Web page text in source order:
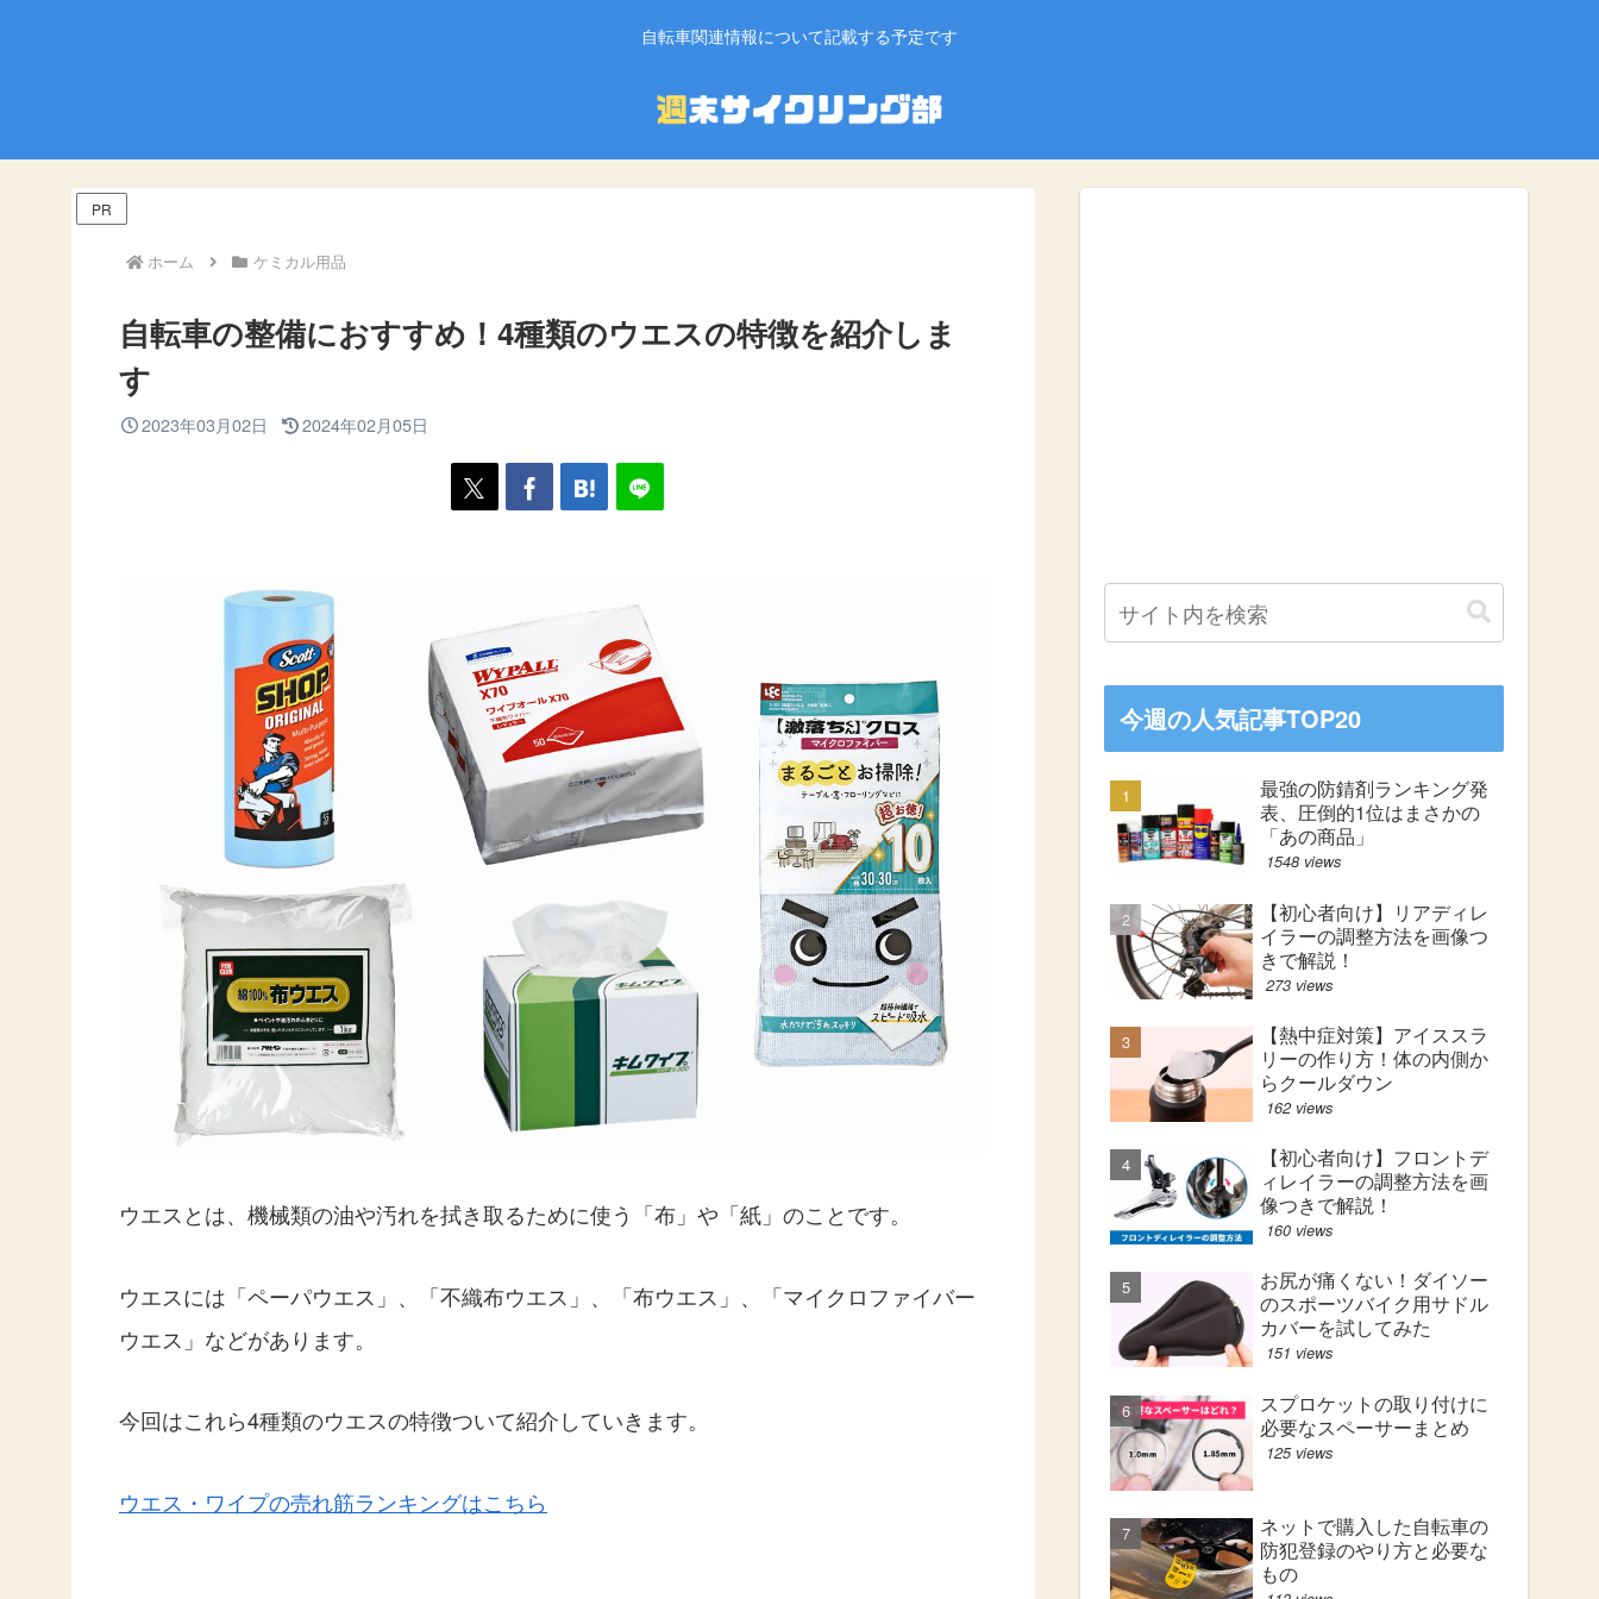
自転車関連情報について記載する予定です
PR
ホーム ケミカル用品
自転車の整備におすすめ！4種類のウエスの特徴を紹介しま
す
2023年03月02日 2024年02月05日
ウエスとは、機械類の油や汚れを拭き取るために使う「布」や「紙」のことです。
ウエスには「ペーパウエス」、「不織布ウエス」、「布ウエス」、「マイクロファイバー
ウエス」などがあります。
今回はこれら4種類のウエスの特徴ついて紹介していきます。
ウエス・ワイプの売れ筋ランキングはこちら
今週の人気記事TOP20
最強の防錆剤ランキング発
表、圧倒的1位はまさかの
「あの商品」
1548 views
【初心者向け】リアディレ
イラーの調整方法を画像つ
きで解説！
273 views
【熱中症対策】アイススラ
リーの作り方！体の内側か
らクールダウン
162 views
【初心者向け】フロントデ
ィレイラーの調整方法を画
像つきで解説！
160 views
お尻が痛くない！ダイソー
のスポーツバイク用サドル
カバーを試してみた
151 views
スプロケットの取り付けに
必要なスペーサーまとめ
125 views
ネットで購入した自転車の
防犯登録のやり方と必要な
もの